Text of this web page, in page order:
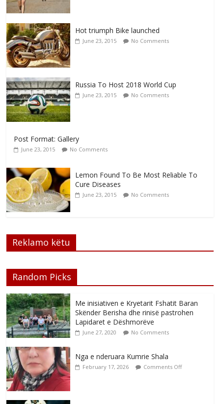
Hot triumph Bike launched
June 23, 2015 No Comments
Russia To Host 2018 World Cup
June 23, 2015 No Comments
Post Format: Gallery
June 23, 2015 No Comments
Lemon Found To Be Most Reliable To
Cure Diseases
June 23, 2015 No Comments
Reklamo këtu
Random Picks
Me inisiativen e Kryetarit Fshatit Baran
Skënder Berisha dhe rinisë pastrohen
Lapidaret e Dëshmorëve
June 27, 2020 No Comments
Nga e nderuara Kumrie Shala
February 17, 2026 Comments Off